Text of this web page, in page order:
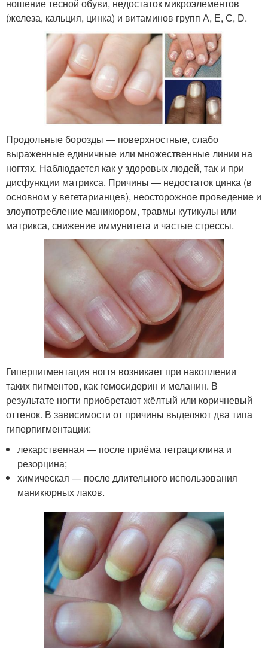
ношение тесной обуви, недостаток микроэлементов
(железа, кальция, цинка) и витаминов групп А, Е, С, D.
Продольные борозды — поверхностные, слабо
выраженные единичные или множественные линии на
ногтях. Наблюдается как у здоровых людей, так и при
дисфункции матрикса. Причины — недостаток цинка (в
основном у вегетарианцев), неосторожное проведение и
злоупотребление маникюром, травмы кутикулы или
матрикса, снижение иммунитета и частые стрессы.
Гиперпигментация ногтя возникает при накоплении
таких пигментов, как гемосидерин и меланин. В
результате ногти приобретают жёлтый или коричневый
оттенок. В зависимости от причины выделяют два типа
гиперпигментации:
лекарственная — после приёма тетрациклина и
резорцина;
химическая — после длительного использования
маникюрных лаков.